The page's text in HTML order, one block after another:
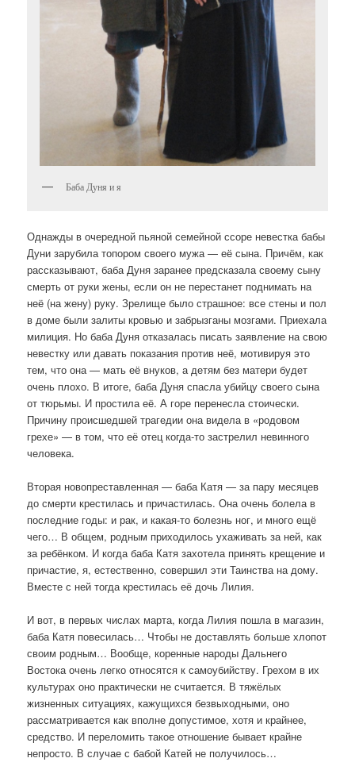
Баба Дуня и я
Однажды в очередной пьяной семейной ссоре невестка бабы
Дуни зарубила топором своего мужа — её сына. Причём, как
рассказывают, баба Дуня заранее предсказала своему сыну
смерть от руки жены, если он не перестанет поднимать на
неё (на жену) руку. Зрелище было страшное: все стены и пол
в доме были залиты кровью и забрызганы мозгами. Приехала
милиция. Но баба Дуня отказалась писать заявление на свою
невестку или давать показания против неё, мотивируя это
тем, что она — мать её внуков, а детям без матери будет
очень плохо. В итоге, баба Дуня спасла убийцу своего сына
от тюрьмы. И простила её. А горе перенесла стоически.
Причину происшедшей трагедии она видела в «родовом
грехе» — в том, что её отец когда-то застрелил невинного
человека.
Вторая новопреставленная — баба Катя — за пару месяцев
до смерти крестилась и причастилась. Она очень болела в
последние годы: и рак, и какая-то болезнь ног, и много ещё
чего… В общем, родным приходилось ухаживать за ней, как
за ребёнком. И когда баба Катя захотела принять крещение и
причастие, я, естественно, совершил эти Таинства на дому.
Вместе с ней тогда крестилась её дочь Лилия.
И вот, в первых числах марта, когда Лилия пошла в магазин,
баба Катя повесилась… Чтобы не доставлять больше хлопот
своим родным… Вообще, коренные народы Дальнего
Востока очень легко относятся к самоубийству. Грехом в их
культурах оно практически не считается. В тяжёлых
жизненных ситуациях, кажущихся безвыходными, оно
рассматривается как вполне допустимое, хотя и крайнее,
средство. И переломить такое отношение бывает крайне
непросто. В случае с бабой Катей не получилось…